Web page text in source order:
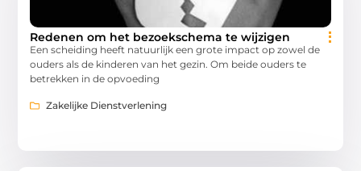
Redenen om het bezoekschema te wijzigen
Een scheiding heeft natuurlijk een grote impact op zowel de
ouders als de kinderen van het gezin. Om beide ouders te
betrekken in de opvoeding
Zakelijke Dienstverlening